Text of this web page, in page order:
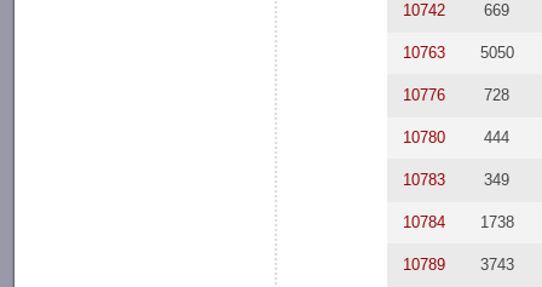
10742 669
10763 5050
10776 728
10780 444
10783 349
10784 1738
10789 3743